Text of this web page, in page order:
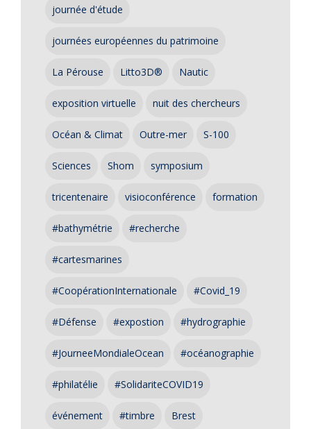
journée d'étude
journées européennes du patrimoine
La Pérouse Litto3D® Nautic
exposition virtuelle nuit des chercheurs
Océan & Climat Outre-mer S-100
Sciences Shom symposium
tricentenaire visioconférence formation
#bathymétrie #recherche
#cartesmarines
#CoopérationInternationale #Covid_19
#Défense #expostion #hydrographie
#JourneeMondialeOcean #océanographie
#philatélie #SolidariteCOVID19
événement #timbre Brest